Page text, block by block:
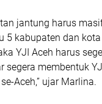
jantung harus
5 kabupaten dan
YJI Aceh harus
segera membentuk
Aceh,” ujar Marlina.